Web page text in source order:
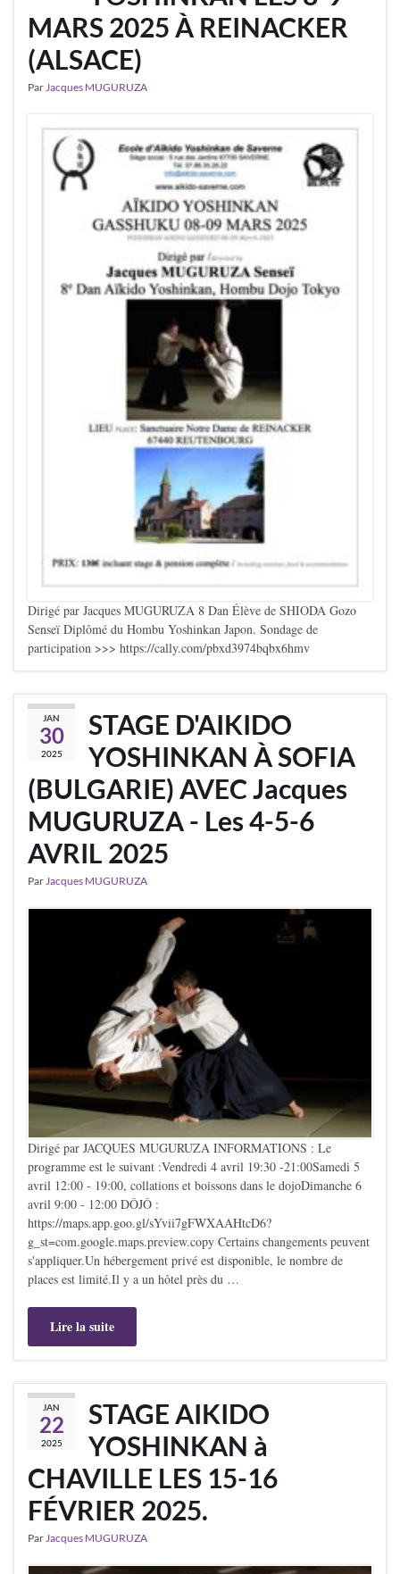
MARS 2025 À REINACKER
(ALSACE)
Par Jacques MUGURUZA
Dirigé par Jacques MUGURUZA 8 Dan Élève de SHIODA Gozo
Senseï Diplômé du Hombu Yoshinkan Japon. Sondage de
participation >>> https://cally.com/pbxd3974bqbx6hmv
JAN
30
2025
STAGE D'AIKIDO
YOSHINKAN À SOFIA
(BULGARIE) AVEC Jacques
MUGURUZA - Les 4-5-6
AVRIL 2025
Par Jacques MUGURUZA
Dirigé par JACQUES MUGURUZA INFORMATIONS : Le
programme est le suivant :Vendredi 4 avril 19:30 -21:00Samedi 5
avril 12:00 - 19:00, collations et boissons dans le dojoDimanche 6
avril 9:00 - 12:00 DÔJÔ :
https://maps.app.goo.gl/sYvii7gFWXAAHtcD6?
g_st=com.google.maps.preview.copy Certains changements peuvent
s'appliquer.Un hébergement privé est disponible, le nombre de
places est limité.Il y a un hôtel près du …
Lire la suite
JAN
22
2025
STAGE AIKIDO
YOSHINKAN à
CHAVILLE LES 15-16
FÉVRIER 2025.
Par Jacques MUGURUZA